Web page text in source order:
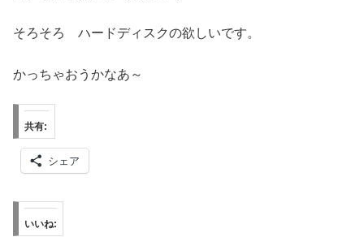
そろそろ ハードディスクの欲しいです。
かっちゃおうかなあ～
共有:
シェア
いいね: